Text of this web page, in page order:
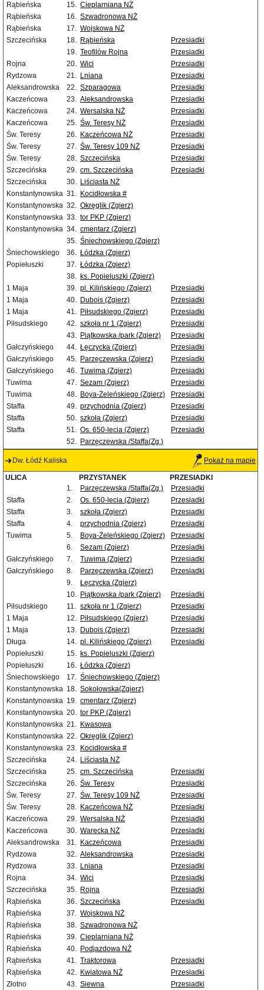
Rąbieńska
15. Cieplarniana NŻ
Rąbieńska
16. Szwadronowa NŻ
Rąbieńska
17. Wojskowa NŻ
Szczecińska
18. Rąbieńska
Przesiadki
19. Teofilów Rojna
Przesiadki
Rojna
20. Wici
Przesiadki
Rydzowa
21. Lniana
Przesiadki
Aleksandrowska
22. Szparagowa
Przesiadki
Kaczeńcowa
23. Aleksandrowska
Przesiadki
Kaczeńcowa
24. Wersalska NŻ
Przesiadki
Kaczeńcowa
25. Św. Teresy NŻ
Przesiadki
Św. Teresy
26. Kaczeńcowa NŻ
Przesiadki
Św. Teresy
27. Św. Teresy 109 NŻ
Przesiadki
Św. Teresy
28. Szczecińska
Przesiadki
Szczecińska
29. cm. Szczecińska
Przesiadki
Szczecińska
30. Liściasta NŻ
Konstantynowska 31. Kocidłowska #
Konstantynowska 32. Okręglik (Zgierz)
Konstantynowska 33. tor PKP (Zgierz)
Konstantynowska 34. cmentarz (Zgierz)
35. Śniechowskiego (Zgierz)
Śniechowskiego
36. Łódzka (Zgierz)
Popiełuszki
37. Łódzka (Zgierz)
38. ks. Popieluszki (Zgierz)
1 Maja
39. pl. Kilińskiego (Zgierz)
Przesiadki
1 Maja
40. Dubois (Zgierz)
Przesiadki
1 Maja
41. Piłsudskiego (Zgierz)
Przesiadki
Piłsudskiego
42. szkoła nr 1 (Zgierz)
Przesiadki
43. Piątkowska /park (Zgierz)
Przesiadki
Gałczyńskiego
44. Łęczycka (Zgierz)
Przesiadki
Gałczyńskiego
45. Parzęczewska (Zgierz)
Przesiadki
Gałczyńskiego
46. Tuwima (Zgierz)
Przesiadki
Tuwima
47. Sezam (Zgierz)
Przesiadki
Tuwima
48. Boya-Żeleńskiego (Zgierz)
Przesiadki
Staffa
49. przychodnia (Zgierz)
Przesiadki
Staffa
50. szkoła (Zgierz)
Przesiadki
Staffa
51. Os. 650-lecia (Zgierz)
Przesiadki
52. Parzęczewska /Staffa(Zg.)
Dw. Łódź Kaliska Pokaż na mapie
ULICA PRZYSTANEK
PRZESIADKI
1.
Parzęczewska /Staffa(Zg.)
Przesiadki
Staffa
2. Os. 650-lecia (Zgierz)
Przesiadki
Staffa
3. szkoła (Zgierz)
Przesiadki
Staffa
4. przychodnia (Zgierz)
Przesiadki
Tuwima
5. Boya-Żeleńskiego (Zgierz)
Przesiadki
6.
Sezam (Zgierz)
Przesiadki
Gałczyńskiego
7. Tuwima (Zgierz)
Przesiadki
Gałczyńskiego
8. Parzęczewska (Zgierz)
Przesiadki
9.
Łęczycka (Zgierz)
10. Piątkowska /park (Zgierz)
Przesiadki
Piłsudskiego
11. szkoła nr 1 (Zgierz)
Przesiadki
1 Maja
12. Piłsudskiego (Zgierz)
Przesiadki
1 Maja
13. Dubois (Zgierz)
Przesiadki
Długa
14. pl. Kilińskiego (Zgierz)
Przesiadki
Popiełuszki
15. ks. Popieluszki (Zgierz)
Popiełuszki
16. Łódzka (Zgierz)
Śniechowskiego
17. Śniechowskiego (Zgierz)
Konstantynowska 18. Sokołowska(Zgierz)
Konstantynowska 19. cmentarz (Zgierz)
Konstantynowska 20. tor PKP (Zgierz)
Konstantynowska 21. Kwasowa
Konstantynowska 22. Okręglik (Zgierz)
Konstantynowska 23. Kocidłowska #
Szczecińska
24. Liściasta NŻ
Szczecińska
25. cm. Szczecińska
Przesiadki
Szczecińska
26. Św. Teresy
Przesiadki
Św. Teresy
27. Św. Teresy 109 NŻ
Przesiadki
Św. Teresy
28. Kaczeńcowa NŻ
Przesiadki
Kaczeńcowa
29. Wersalska NŻ
Przesiadki
Kaczeńcowa
30. Warecka NŻ
Przesiadki
Aleksandrowska
31. Kaczeńcowa
Przesiadki
Rydzowa
32. Aleksandrowska
Przesiadki
Rydzowa
33. Lniana
Przesiadki
Rojna
34. Wici
Przesiadki
Szczecińska
35. Rojna
Przesiadki
Rąbieńska
36. Szczecińska
Przesiadki
Rąbieńska
37. Wojskowa NŻ
Rąbieńska
38. Szwadronowa NŻ
Rąbieńska
39. Cieplarniana NŻ
Rąbieńska
40. Podjazdowa NŻ
Rąbieńska
41. Traktorowa
Przesiadki
Rąbieńska
42. Kwiatowa NŻ
Przesiadki
Złotno
43. Siewna Przesiadki